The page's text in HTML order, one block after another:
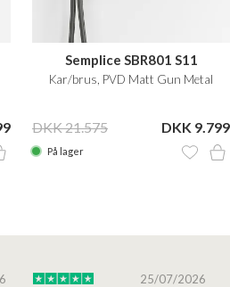
Semplice SBR801 S11
Kar/brus, PVD Matt Gun Metal
DKK 21.575 DKK 9.799
På lager
25/07/2026